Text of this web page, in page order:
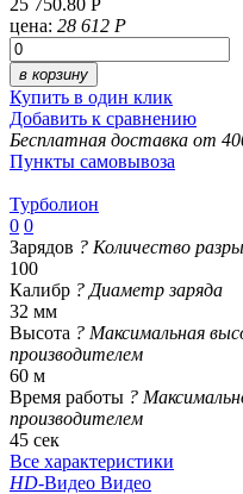
цена: 28 612 Р
в корзину
Купить в один клик
Добавить к сравнению
Бесплатная доставка от
Пункты самовывоза
Турболион
0 0
Зарядов ? Количество
100
Калибр ? Диаметр заряда
32 мм
Высота ? Максимальная
производителем
60 м
Время работы ?
производителем
45 сек
Все характеристики
HD-Видео Видео